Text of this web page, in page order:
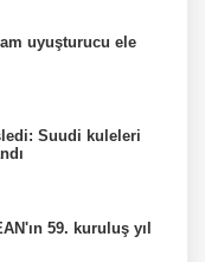
uyuşturucu ele
Suudi kuleleri
59. kuruluş yıl